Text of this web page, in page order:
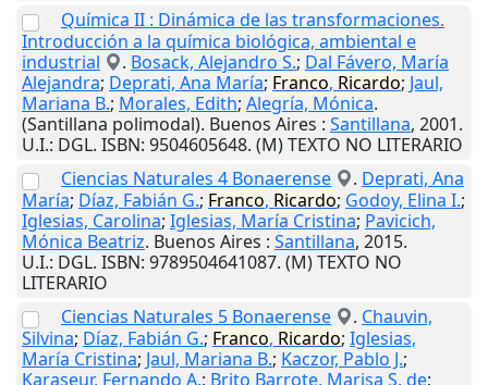
Química II : Dinámica de las transformaciones.
Introducción a la química biológica, ambiental e
industrial
. Bosack, Alejandro S.; Dal Fávero, María
Alejandra; Deprati, Ana María; Franco, Ricardo; Jaul,
Mariana B.; Morales, Edith; Alegría, Mónica.
(Santillana polimodal). Buenos Aires : Santillana, 2001.
U.I.: DGL. ISBN: 9504605648. (M) TEXTO NO LITERARIO
Ciencias Naturales 4 Bonaerense
. Deprati, Ana
María; Díaz, Fabián G.; Franco, Ricardo; Godoy, Elina I.;
Iglesias, Carolina; Iglesias, María Cristina; Pavicich,
Mónica Beatriz. Buenos Aires : Santillana, 2015.
U.I.: DGL. ISBN: 9789504641087. (M) TEXTO NO
LITERARIO
Ciencias Naturales 5 Bonaerense
. Chauvin,
Silvina; Díaz, Fabián G.; Franco, Ricardo; Iglesias,
María Cristina; Jaul, Mariana B.; Kaczor, Pablo J.;
Karaseur, Fernando A.; Brito Barrote, Marisa S. de;